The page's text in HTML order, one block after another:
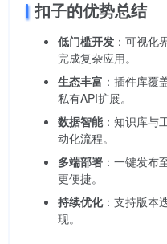
扣子的优势总结
低门槛开发 ：可视化
完成复杂应用。
生态丰富 ：插件库覆
私有API扩展。
数据智能：知识库与
动化流程。
多端部署 ：一键发布
更便捷。
持续优化：支持版本
现。